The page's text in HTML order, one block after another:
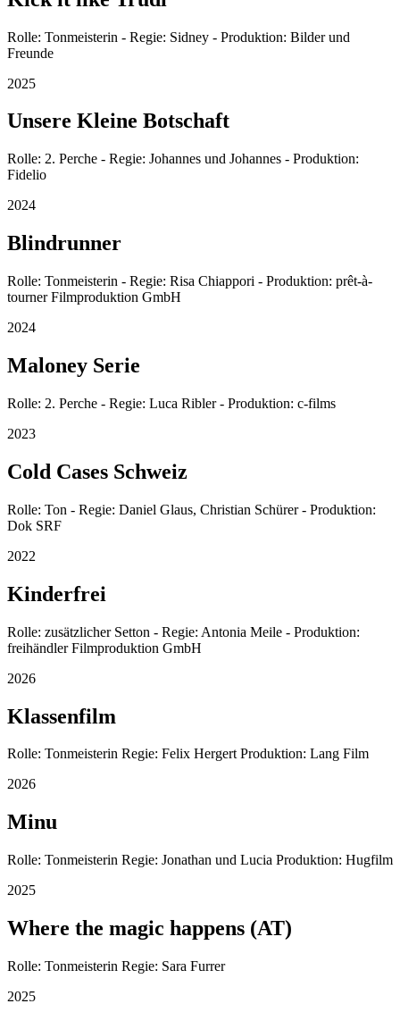
Rolle: Tonmeisterin - Regie: Sidney - Produktion: Bilder und
Freunde
2025
Unsere Kleine Botschaft
Rolle: 2. Perche - Regie: Johannes und Johannes - Produktion:
Fidelio
2024
Blindrunner
Rolle: Tonmeisterin - Regie: Risa Chiappori - Produktion: prêt-à-
tourner Filmproduktion GmbH
2024
Maloney Serie
Rolle: 2. Perche - Regie: Luca Ribler - Produktion: c-films
2023
Cold Cases Schweiz
Rolle: Ton - Regie: Daniel Glaus, Christian Schürer - Produktion:
Dok SRF
2022
Kinderfrei
Rolle: zusätzlicher Setton - Regie: Antonia Meile - Produktion:
freihändler Filmproduktion GmbH
2026
Klassenfilm
Rolle: Tonmeisterin Regie: Felix Hergert Produktion: Lang Film
2026
Minu
Rolle: Tonmeisterin Regie: Jonathan und Lucia Produktion: Hugfilm
2025
Where the magic happens (AT)
Rolle: Tonmeisterin Regie: Sara Furrer
2025